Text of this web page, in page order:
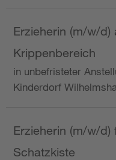
Erzieherin (m/w/d)
Krippenbereich
in unbefristeter
Kinderdorf
Erzieherin (m/w/
Schatzkiste